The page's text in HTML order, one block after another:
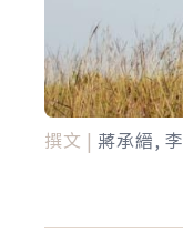
撰文 | 蔣承縉,